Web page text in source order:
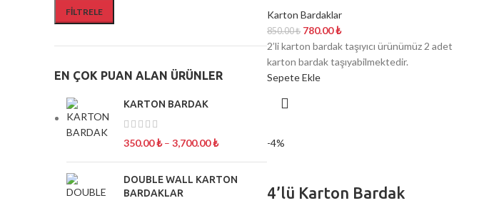
FILTRELE
EN ÇOK PUAN ALAN ÜRÜNLER
KARTON BARDAK
350.00₺ – 3,700.00₺
DOUBLE WALL KARTON
BARDAKLAR
Karton Bardaklar
850.00₺ 780.00₺
2’li karton bardak taşıyıcı ürünümüz 2 adet
karton bardak taşıyabilmektedir.
Sepete Ekle
-4%
4’lü Karton Bardak